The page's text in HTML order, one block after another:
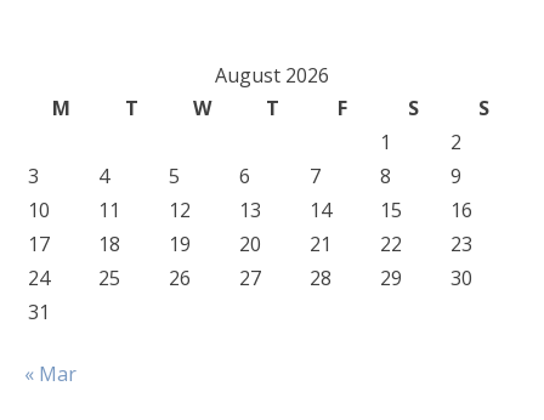
August 2026
M
T W T F S
S
1
2
3
4 5 6 7 8
9
10
11 12 13 14 15
16
17
18 19 20 21 22
23
24
25 26 27 28 29
30
31
« Mar